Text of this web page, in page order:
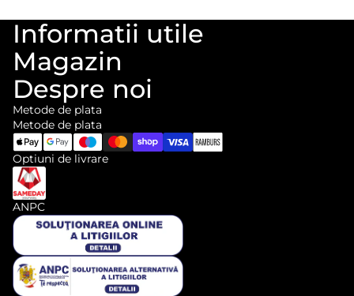
Informatii utile
Magazin
Despre noi
Metode de plata
Metode de plata
Optiuni de livrare
ANPCInformații de contact
Politica de rambursare
Politica de confidențialitate
Termeni de utilizare